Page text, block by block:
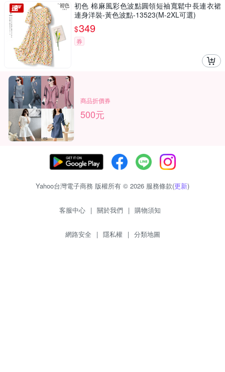
初色 棉麻風彩色波點圓領短袖寬鬆中長連衣裙
連身洋裝-黃色波點-13523(M-2XL可選)
$349
券
商品折價券
500元
Yahoo台灣電子商務 版權所有 © 2026 服務條款(更新)
客服中心 | 關於我們 | 購物須知
網路安全 | 隱私權 | 分類地圖